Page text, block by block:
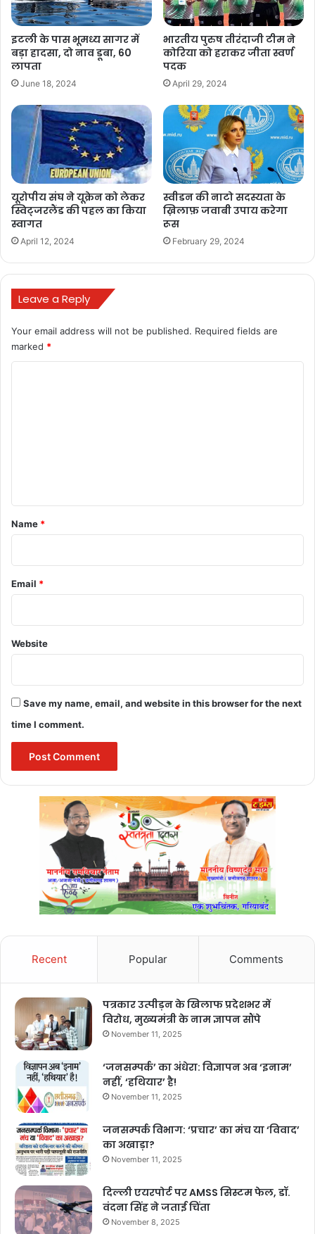
इटली के पास भूमध्य सागर में
बड़ा हादसा, दो नाव डूबा, 60
लापता
June 18, 2024
भारतीय पुरुष तीरंदाजी टीम ने
कोरिया को हराकर जीता स्वर्ण
पदक
April 29, 2024
यूरोपीय संघ ने यूक्रेन को लेकर
स्विट्जरलैंड की पहल का किया
स्वागत
April 12, 2024
स्वीडन की नाटो सदस्यता के
ख़िलाफ़ जवाबी उपाय करेगा
रूस
February 29, 2024
Leave a Reply
Your email address will not be published. Required fields are
marked *
*
Name *
Email *
Website
Save my name, email, and website in this browser for the next
time I comment.
Recent Popular Comments
पत्रकार उत्पीड़न के खिलाफ प्रदेशभर में
विरोध, मुख्यमंत्री के नाम ज्ञापन सौंपे
November 11, 2025
‘जनसम्पर्क’ का अंधेरा: विज्ञापन अब ‘इनाम’
नहीं, ‘हथियार’ है!
November 11, 2025
जनसम्पर्क विभाग: ‘प्रचार’ का मंच या ‘विवाद’
का अखाड़ा?
November 11, 2025
दिल्ली एयरपोर्ट पर AMSS सिस्टम फेल, डॉ.
वंदना सिंह ने जताई चिंता
November 8, 2025